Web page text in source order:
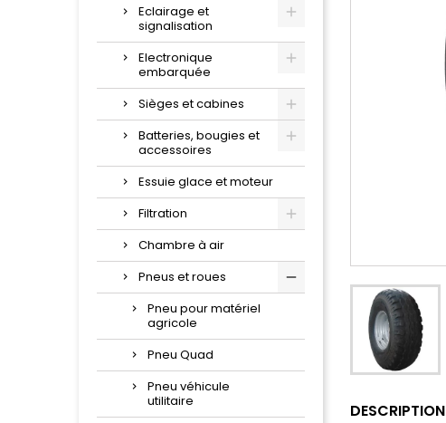
Eclairage et
signalisation
Electronique
embarquée
Sièges et cabines
Batteries, bougies et
accessoires
Essuie glace et moteur
Filtration
Chambre à air
Pneus et roues
Pneu pour matériel
agricole
Pneu Quad
Pneu véhicule
utilitaire
DESCRIPTION